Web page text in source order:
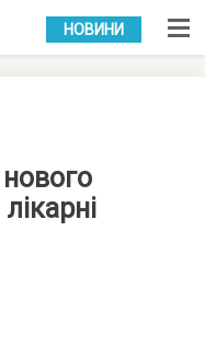
УКР РУС
НОВИНИ